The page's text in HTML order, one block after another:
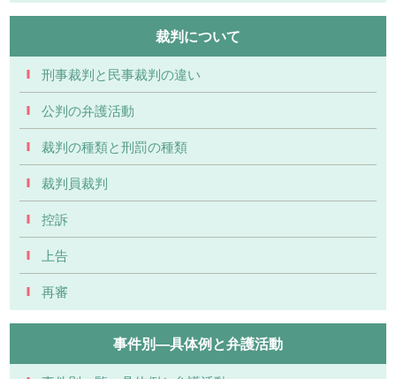
裁判について
刑事裁判と民事裁判の違い
公判の弁護活動
裁判の種類と刑罰の種類
裁判員裁判
控訴
上告
再審
事件別―具体例と弁護活動